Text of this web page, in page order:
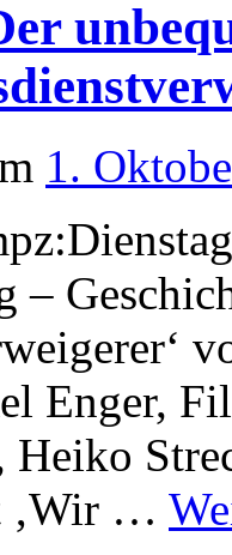
1.
–
Enger,
Heiko
‚Wir …